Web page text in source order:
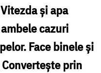
și apa
cazuri
Face binele și
prin